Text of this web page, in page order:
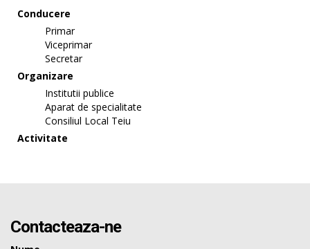
Conducere
Primar
Viceprimar
Secretar
Organizare
Institutii publice
Aparat de specialitate
Consiliul Local Teiu
Activitate
Contacteaza-ne